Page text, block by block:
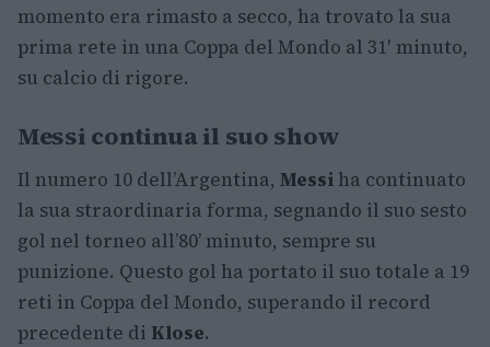
momento era rimasto a secco, ha trovato la sua
prima rete in una Coppa del Mondo al 31′ minuto,
su calcio di rigore.
Messi continua il suo show
Il numero 10 dell’Argentina, Messi ha continuato
la sua straordinaria forma, segnando il suo sesto
gol nel torneo all’80’ minuto, sempre su
punizione. Questo gol ha portato il suo totale a 19
reti in Coppa del Mondo, superando il record
precedente di Klose.